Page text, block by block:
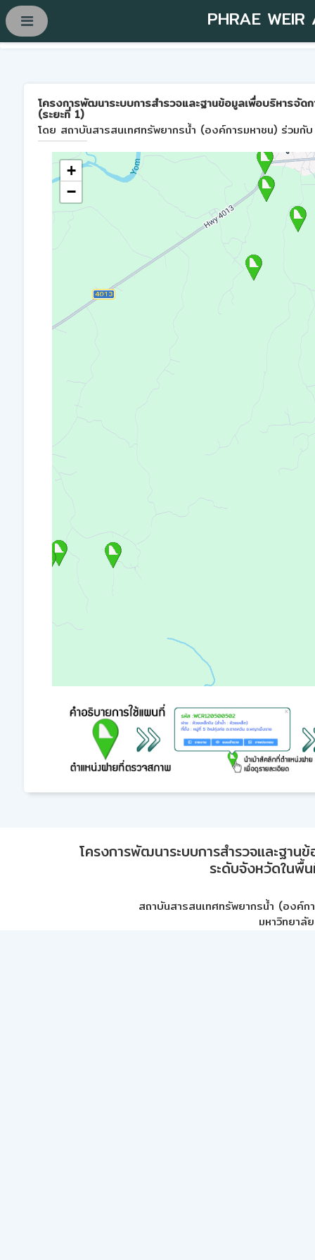
PHRAE WEIR
โครงการพัฒนาระบบการสำรวจและฐานข้อมูลเพื่อบริหารจั
(ระยะที่ 1)
โดย สถาบันสารสนเทศทรัพยากรน้ำ (องค์การมหาชน) ร่วมกั
+
−
โครงการพัฒนาระบบการสำรวจและฐา
ระดับจังหวัดในพื้
สถาบันสารสนเทศทรัพยากรน้ำ (องค์ก
มหาวิทยาลั